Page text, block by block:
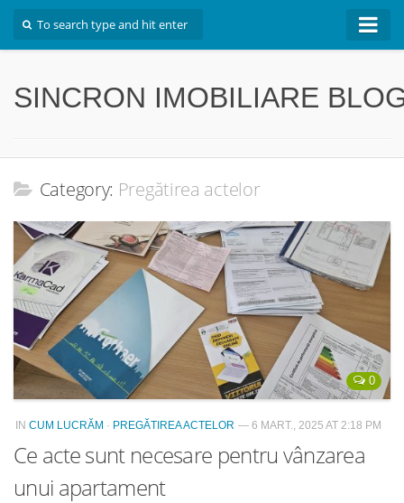
SINCRON IMOBILIARE
Category: Pregătirea actelor
0
IN CUM LUCRĂM · PREGĂTIREA ACTELOR — 6 MART., 2025 AT 2:18 PM
Ce acte sunt necesare pentru vânzarea
unui apartament